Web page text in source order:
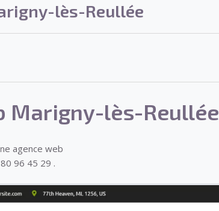
lès-Reullée
Marigny-lès-Reullée
agence web
96 45 29 .